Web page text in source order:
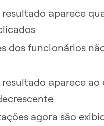
resultado aparece
dos funcionários
aparece
agora são